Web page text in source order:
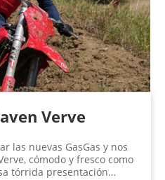
Verve
las nuevas GasGas y nos
cómodo y fresco como
tórrida presentación…